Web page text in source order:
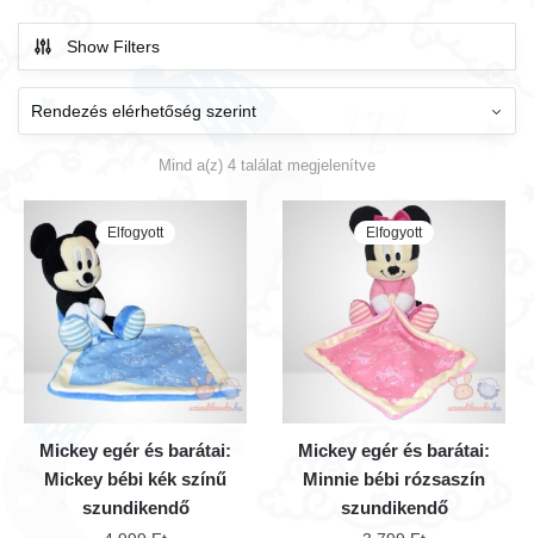
Show Filters
Mind a(z) 4 találat megjelenítve
Elfogyott
Mickey egér és barátai:
Mickey bébi kék színű
szundikendő
Elfogyott
Mickey egér és barátai:
Minnie bébi rózsaszín
szundikendő